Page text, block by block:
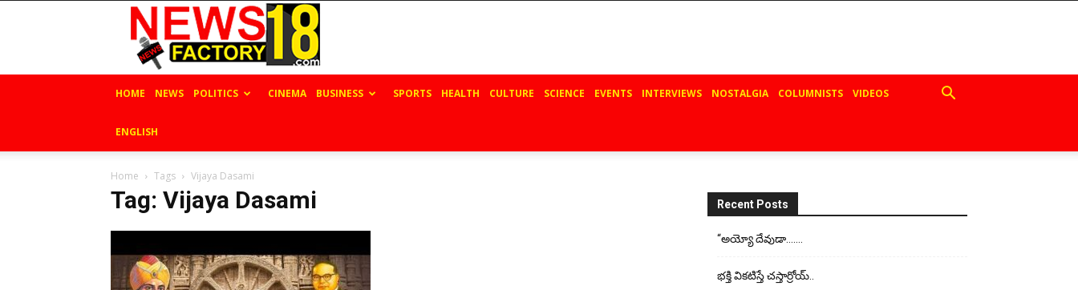
News
Factory
18
HOME NEWS POLITICS CINEMA BUSINESS SPORTS HEALTH CULTURE SCIENCE EVENTS INTERVIEWS NOSTALGIA COLUMNISTS VIDEOS
ENGLISH
Home Tags Vijaya Dasami
Tag: Vijaya Dasami Recent Posts
“అయ్యో దేవుడా…….
భ‌క్తి విక‌టిస్తే చ‌స్తార్రోయ్‌..